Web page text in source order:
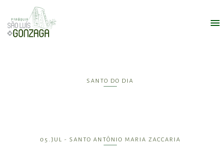
SANTO DO DIA
05.JUL - SANTO ANTÔNIO MARIA ZACCARIA